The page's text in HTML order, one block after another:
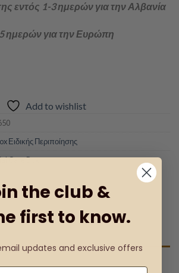
εντός 1-3 ημερών για την Αλβανία
ημερών για την Ευρώπη
Add to wishlist
Ειδικής Περιποίησης
Care Box
the club &
first to know.
updates and exclusive offers